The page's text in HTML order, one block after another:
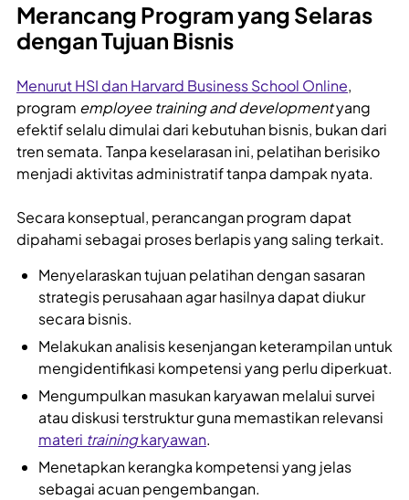
Merancang Program yang Selaras
dengan Tujuan Bisnis
Menurut HSI dan Harvard Business School Online,
program employee training and developmentyang
efektif selalu dimulai dari kebutuhan bisnis, bukan dari
tren semata. Tanpa keselarasan ini, pelatihan berisiko
menjadi aktivitas administratif tanpa dampak nyata.
Secara konseptual, perancangan program dapat
dipahami sebagai proses berlapis yang saling terkait.
Menyelaraskan tujuan pelatihan dengan sasaran
strategis perusahaan agar hasilnya dapat diukur
secara bisnis.
Melakukan analisis kesenjangan keterampilan untuk
mengidentifikasi kompetensi yang perlu diperkuat.
Mengumpulkan masukan karyawan melalui survei
atau diskusi terstruktur guna memastikan relevansi
materi trainingkaryawan.
Menetapkan kerangka kompetensi yang jelas
sebagai acuan pengembangan.